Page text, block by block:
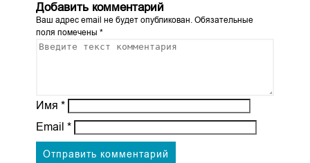
Добавить комментарий
Ваш адрес email не будет опубликован.Обязательные
поля помечены *
Имя *
Email *